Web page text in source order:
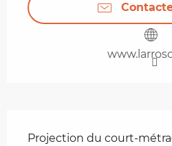
Projection du court-